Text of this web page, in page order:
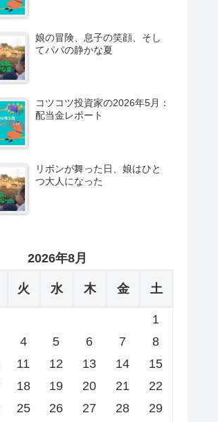
娘の冒険、息子の笑顔、そし
てパパの静かな夏
コツコツ投資家の2026年5月：
配当金レポート
リボンが舞った日、娘はひと
つ大人になった
2026年8月
火 水 木 金 土
1
4 5 6 7
8
11 12 13 14
15
18 19 20 21
22
25 26 27 28
29